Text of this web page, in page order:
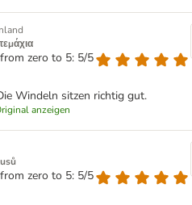
zero to 5: 5/5
Windeln sitzen richtig gut.
anzeigen
zero to 5: 5/5